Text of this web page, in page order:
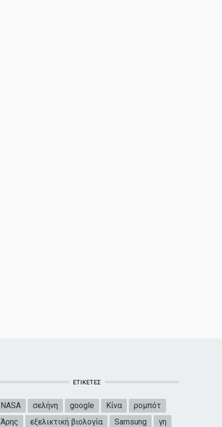
ΕΤΙΚΈΤΕΣ
NASA σελήνη google Κίνα
ρομπότ
Άρης
εξελικτική βιολογία Samsung
γη